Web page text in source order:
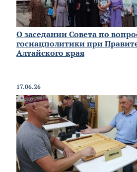
О заседании Совета по
госнацполитики при
Алтайского края
17.06.26